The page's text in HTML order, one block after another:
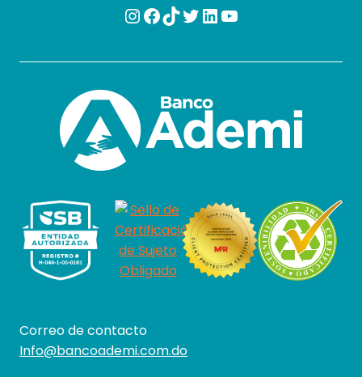
Instagram
Facebook
TikTok
Twitter
LinkedIn
YouTube
Correo de contacto
Info@bancoademi.com.do